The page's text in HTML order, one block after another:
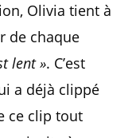
Olivia tient à
de chaque
lent ». C’est
a déjà clippé
ce clip tout